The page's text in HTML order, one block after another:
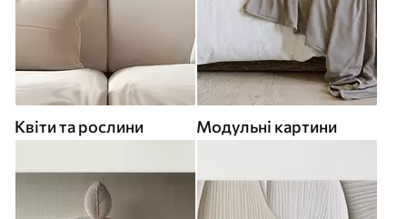
Квіти та рослини Модульні картини